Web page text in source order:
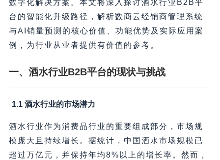
数字化解决方案。本文将深入探讨酒水行业B2B平
台的智能化升级路径，解析数商云经销商管理系统
与AI销量预测的核心价值、功能优势及实际应用案
例，为行业从业者提供有价值的参考。
一、酒水行业B2B平台的现状与挑战
1.1 酒水行业的市场潜力
酒水行业作为消费品行业的重要组成部分，市场规
模庞大且持续增长。据统计，中国酒水市场规模已
超过万亿元，并保持年均8%以上的增长率。然而，